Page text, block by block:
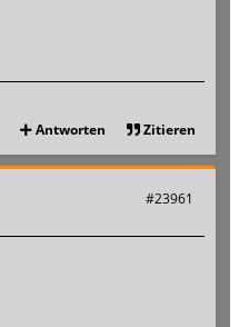
Antworten Zitieren
#23961